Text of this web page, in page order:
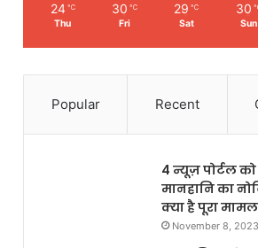
24 ℃
Thu
30 ℃
Fri
29 ℃
Sat
30
Sun
Popular Recent
4 न्यूज़ पोर्टल
मानहानि का
क्या है पूरा
November 8, 2023